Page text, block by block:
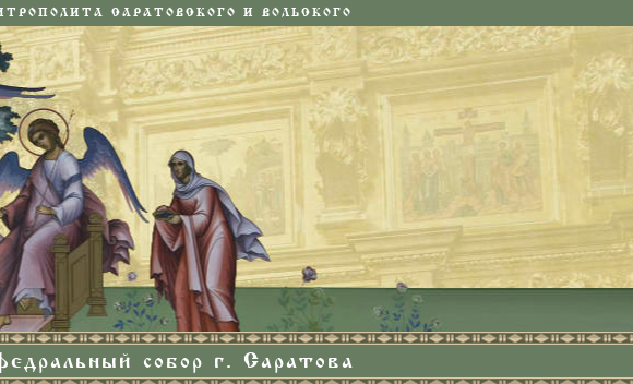
САРАТОВСКОГО И ВОЛЬСКОГО
собор г. Саратова